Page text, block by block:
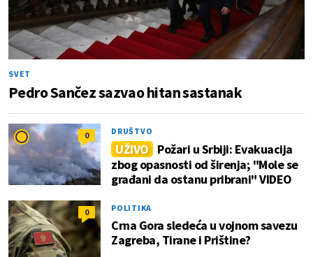
SVET
Pedro Sančez sazvao hitan sastanak
0 DRUŠTVO
UŽIVO Požari u Srbiji: Evakuacija
zbog opasnosti od širenja; "Mole se
građani da ostanu pribrani" VIDEO
0 POLITIKA
Crna Gora sledeća u vojnom savezu
Zagreba, Tirane i Prištine?